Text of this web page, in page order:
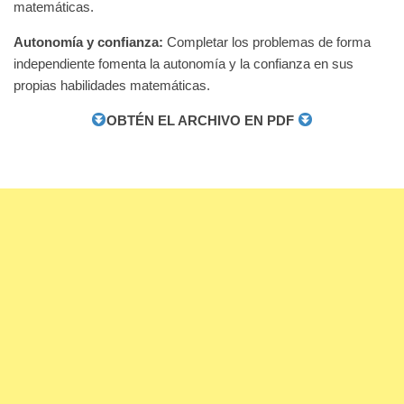
matemáticas.
Autonomía y confianza: Completar los problemas de forma
independiente fomenta la autonomía y la confianza en sus
propias habilidades matemáticas.
OBTÉN EL ARCHIVO EN PDF